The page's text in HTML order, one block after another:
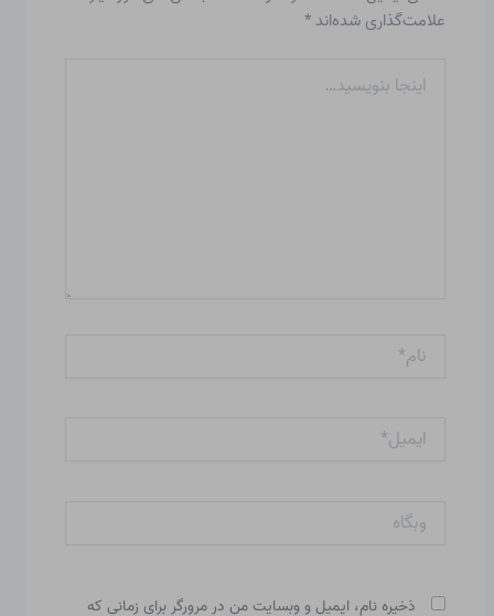
علامت‌گذاری شده‌اند*
بنویسید…
ایمیل*
ذخیره نام، ایمیل و وبسایت من در مرورگر برای زمانی که